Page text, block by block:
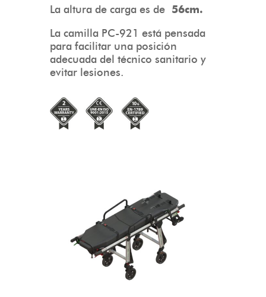
La altura de carga es de 56cm.
La camilla PC-921 está pensada
para facilitar una posición
adecuada del técnico sanitario y
evitar lesiones.